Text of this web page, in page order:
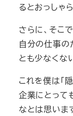
るとおっしゃ
さらに、そこ
自分の仕事の
とも少なくな
これを僕は「
企業にとって
なとは思いま